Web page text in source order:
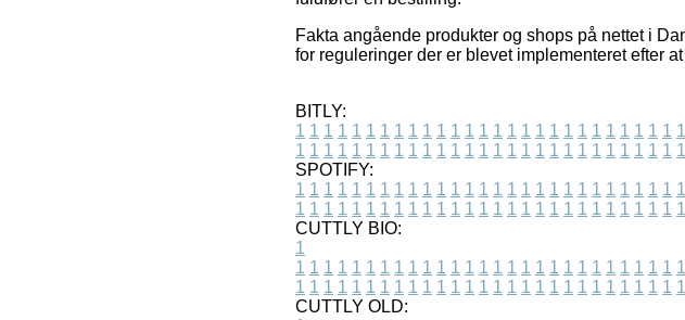
Fakta angående produkter og shops på nettet i
for reguleringer der er blevet implementeret efter
BITLY:
1 1 1 1 1 1 1 1 1 1 1 1 1 1 1 1 1 1 1 1 1 1 1 1 1 1 1 1
1 1 1 1 1 1 1 1 1 1 1 1 1 1 1 1 1 1 1 1 1 1 1 1 1 1 1 1
SPOTIFY:
1 1 1 1 1 1 1 1 1 1 1 1 1 1 1 1 1 1 1 1 1 1 1 1 1 1 1 1
1 1 1 1 1 1 1 1 1 1 1 1 1 1 1 1 1 1 1 1 1 1 1 1 1 1 1 1
CUTTLY BIO:
1
1 1 1 1 1 1 1 1 1 1 1 1 1 1 1 1 1 1 1 1 1 1 1 1 1 1 1 1
1 1 1 1 1 1 1 1 1 1 1 1 1 1 1 1 1 1 1 1 1 1 1 1 1 1 1 1
CUTTLY OLD: